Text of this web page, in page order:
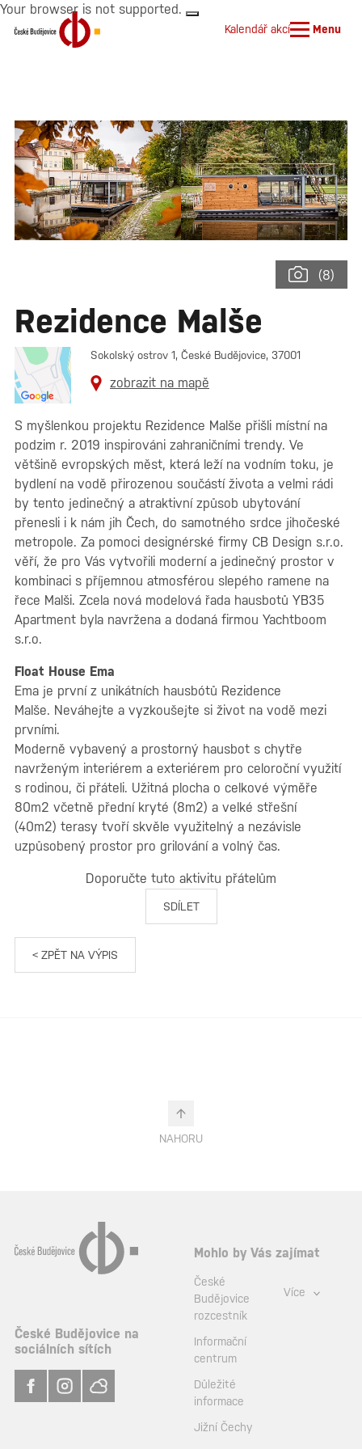
Your browser is not supported.
Kalendář akcí Menu
(8)
Rezidence Malše
Sokolský ostrov 1, České Budějovice, 37001
zobrazit na mapě
S myšlenkou projektu Rezidence Malše přišli místní na
podzim r. 2019 inspirováni zahraničními trendy. Ve
většině evropských měst, která leží na vodním toku, je
bydlení na vodě přirozenou součástí života a velmi rádi
by tento jedinečný a atraktivní způsob ubytování
přenesli i k nám jih Čech, do samotného srdce jihočeské
metropole. Za pomoci designérské firmy CB Design s.r.o.
věří, že pro Vás vytvořili moderní a jedinečný prostor v
kombinaci s příjemnou atmosférou slepého ramene na
řece Malši. Zcela nová modelová řada hausbotů YB35
Apartment byla navržena a dodaná firmou Yachtboom
s.r.o.
Float House Ema
Ema je první z unikátních hausbótů Rezidence
Malše. Neváhejte a vyzkoušejte si život na vodě mezi
prvními.
Moderně vybavený a prostorný hausbot s chytře
navrženým interiérem a exteriérem pro celoroční využití
s rodinou, či přáteli. Užitná plocha o celkové výměře
80m2 včetně přední kryté (8m2) a velké střešní
(40m2) terasy tvoří skvěle využitelný a nezávisle
uzpůsobený prostor pro grilování a volný čas.
Doporučte tuto aktivitu přátelům
SDÍLET
< ZPĚT NA VÝPIS
NAHORU
České Budějovice na
sociálních sítích
Mohlo by Vás zajímat
České
Budějovice
rozcestník
Informační
centrum
Důležité
informace
Jižní Čechy
Více